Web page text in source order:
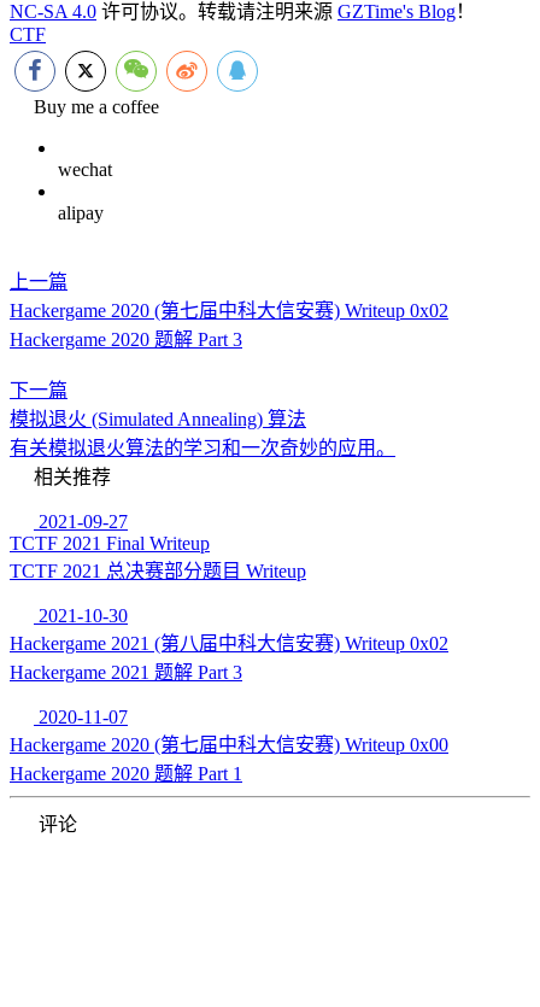
NC-SA 4.0 许可协议。转载请注明来源 GZTime's Blog！
CTF
Buy me a coffee
wechat
alipay
上一篇
Hackergame 2020 (第七届中科大信安赛) Writeup 0x02
Hackergame 2020 题解 Part 3
下一篇
模拟退火 (Simulated Annealing) 算法
有关模拟退火算法的学习和一次奇妙的应用。
相关推荐
2021-09-27
TCTF 2021 Final Writeup
TCTF 2021 总决赛部分题目 Writeup
2021-10-30
Hackergame 2021 (第八届中科大信安赛) Writeup 0x02
Hackergame 2021 题解 Part 3
2020-11-07
Hackergame 2020 (第七届中科大信安赛) Writeup 0x00
Hackergame 2020 题解 Part 1
评论